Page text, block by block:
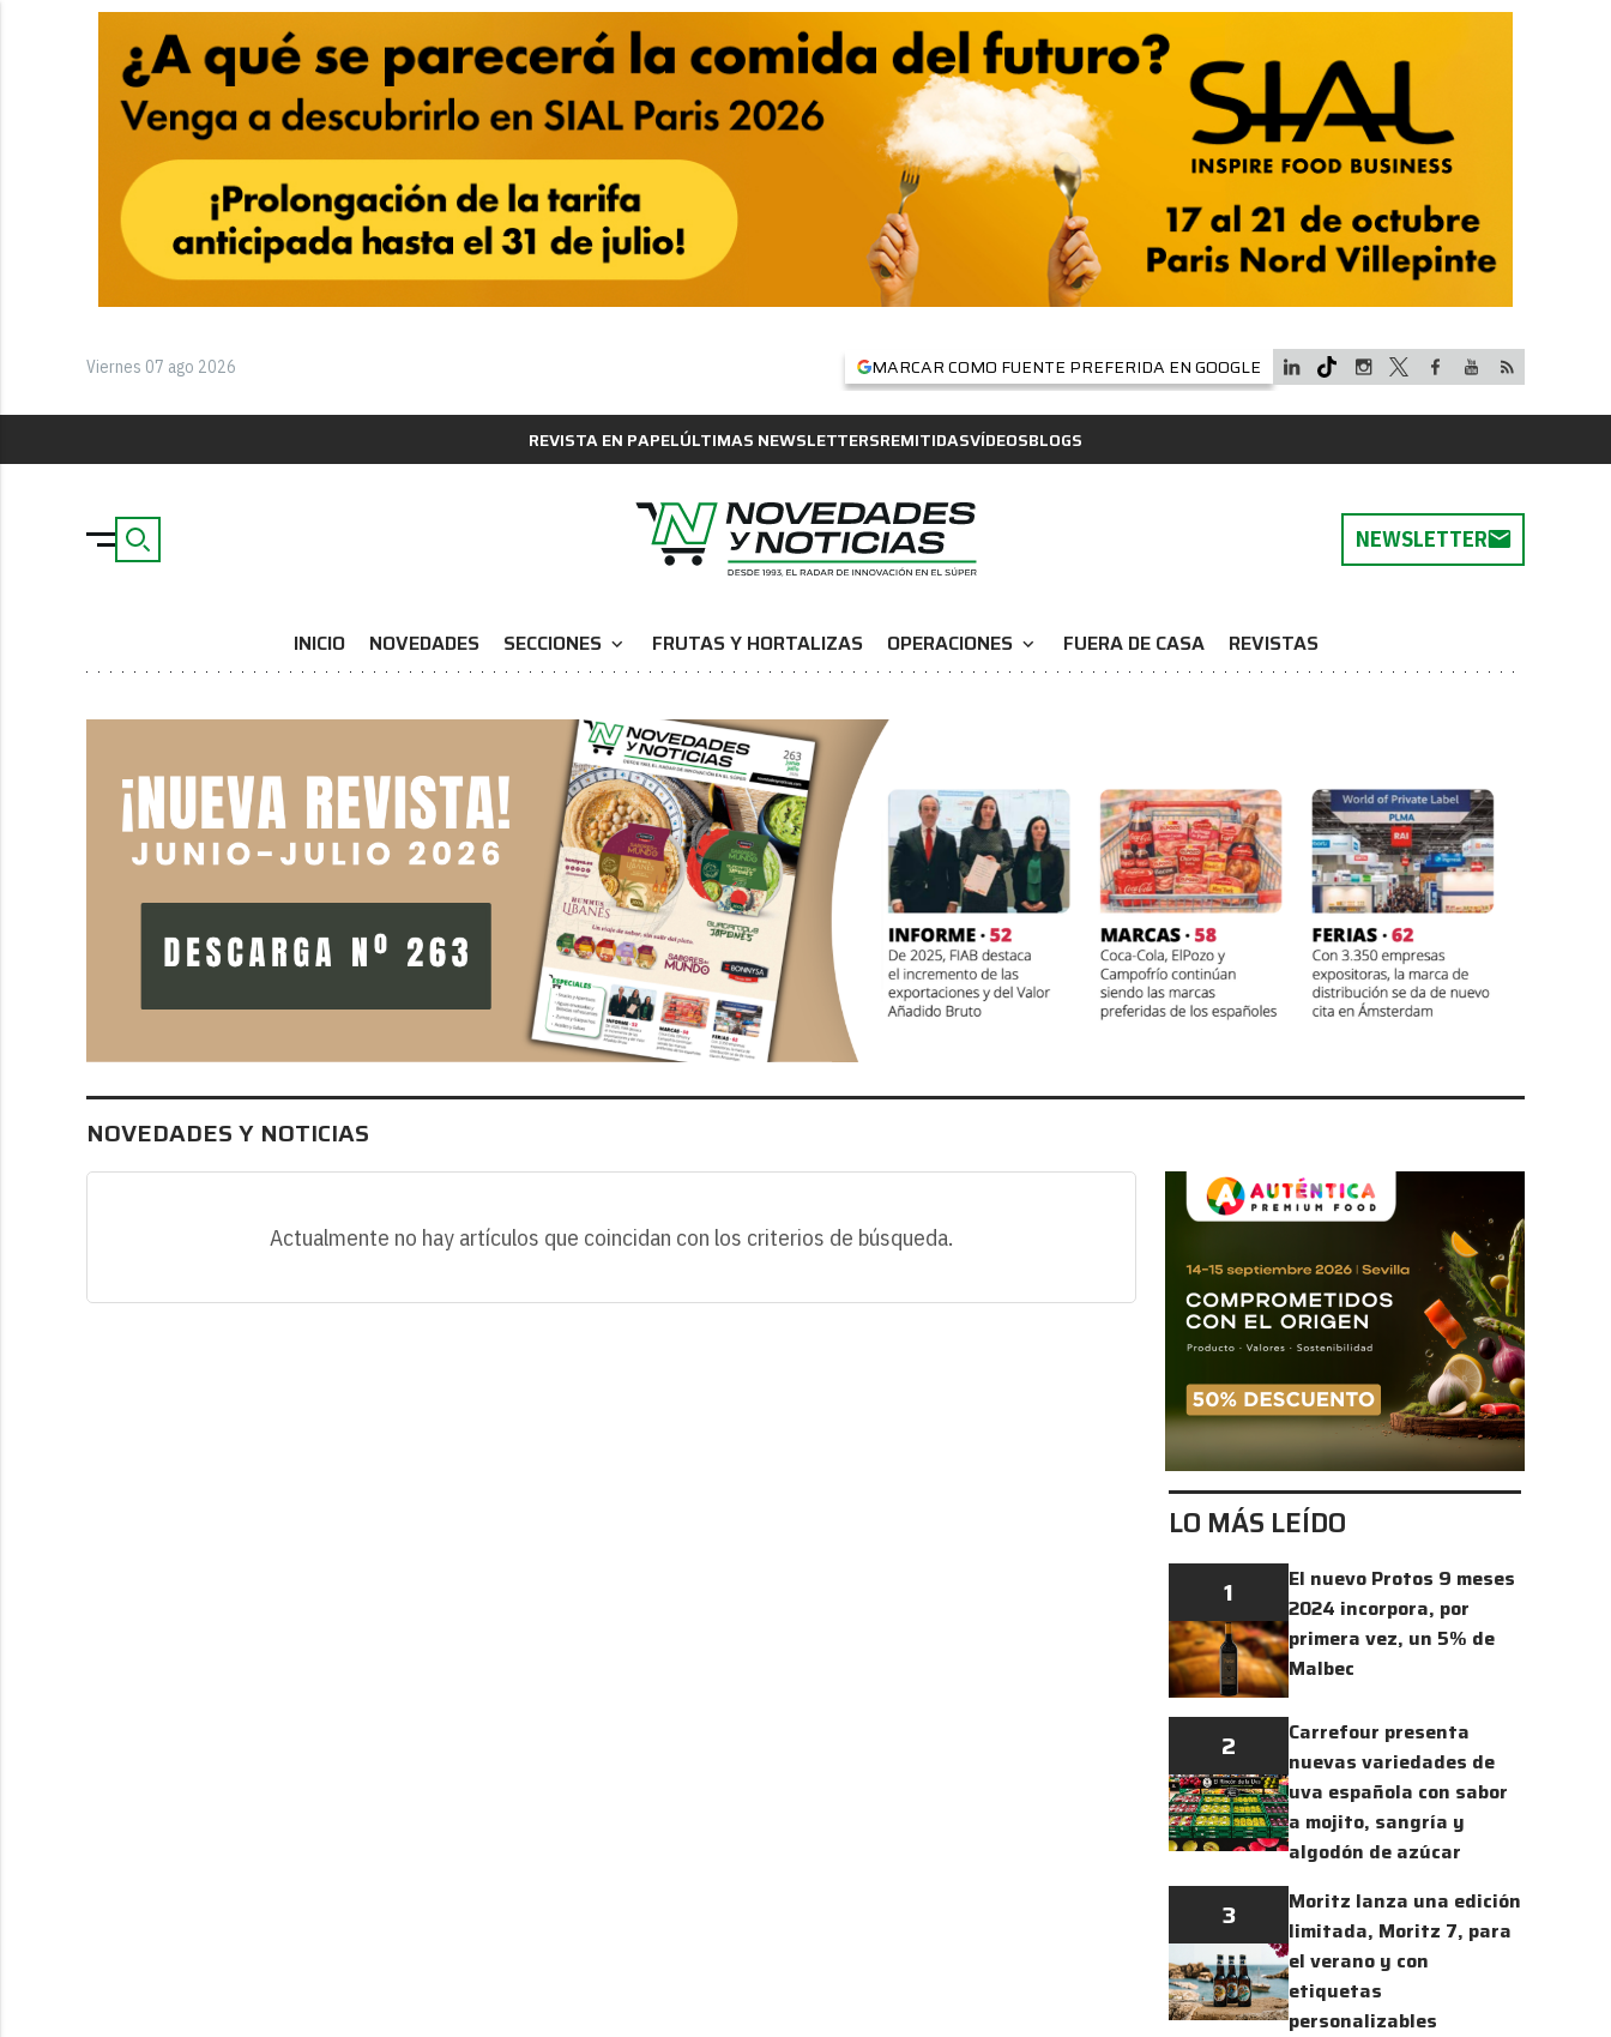
Viernes 07 ago 2026 MARCAR COMO FUENTE PREFERIDA EN GOOGLE
REVISTA EN PAPELÚLTIMAS NEWSLETTERSREMITIDASVÍDEOSBLOGS
NEWSLETTER
INICIO NOVEDADES SECCIONES expand_more FRUTAS Y HORTALIZAS OPERACIONES expand_more FUERA DE CASA REVISTAS
NOVEDADES Y NOTICIAS
Actualmente no hay artículos que coincidan con los criterios de búsqueda.
LO MÁS LEÍDO
1
El nuevo Protos 9 meses
2024 incorpora, por
primera vez, un 5% de
Malbec
2
Carrefour presenta
nuevas variedades de
uva española con sabor
a mojito, sangría y
algodón de azúcar
3
Moritz lanza una edición
limitada, Moritz 7, para
el verano y con
etiquetas
personalizables